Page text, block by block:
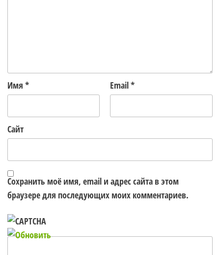
Имя * Email*
Сайт
Сохранить моё имя, email и адрес сайта в этом
браузере для последующих моих комментариев.